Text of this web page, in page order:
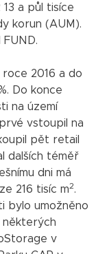
13 a půl tisíce
korun (AUM).
roce 2016 a do
Do konce
na území
vstoupil na
pět retail
dalších téměř
dni má
216 tisíc m2.
bylo umožněno
některých
v